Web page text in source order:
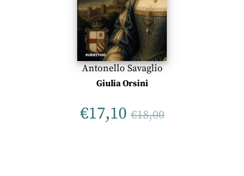
Antonello Savaglio
Giulia Orsini
€17,10 €18,00